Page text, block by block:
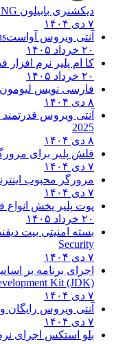
دیکشنری بابیلون NG - فرهنگ لغت کامپیوتر
آنتی ویروس آواست
کا ام پلیر نرم افزار
فارسی نویس لیومون
آنتی ویروس قدرتمند
فلش پلیر برای مرورگرهای
مرورگر محبوب اینترنت
پوت پلیر پخش انواع فایل
بسته امنیتی بیت دیفندر
Security
اجرای برنامه بر اساس
Development Kit (JDK)
آنتی ویروس رایگان و
بلو استکس اجرای نرم افزار